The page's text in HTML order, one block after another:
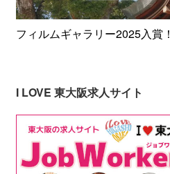
フィルムギャラリー2025入賞！
I LOVE 東大阪求人サイト